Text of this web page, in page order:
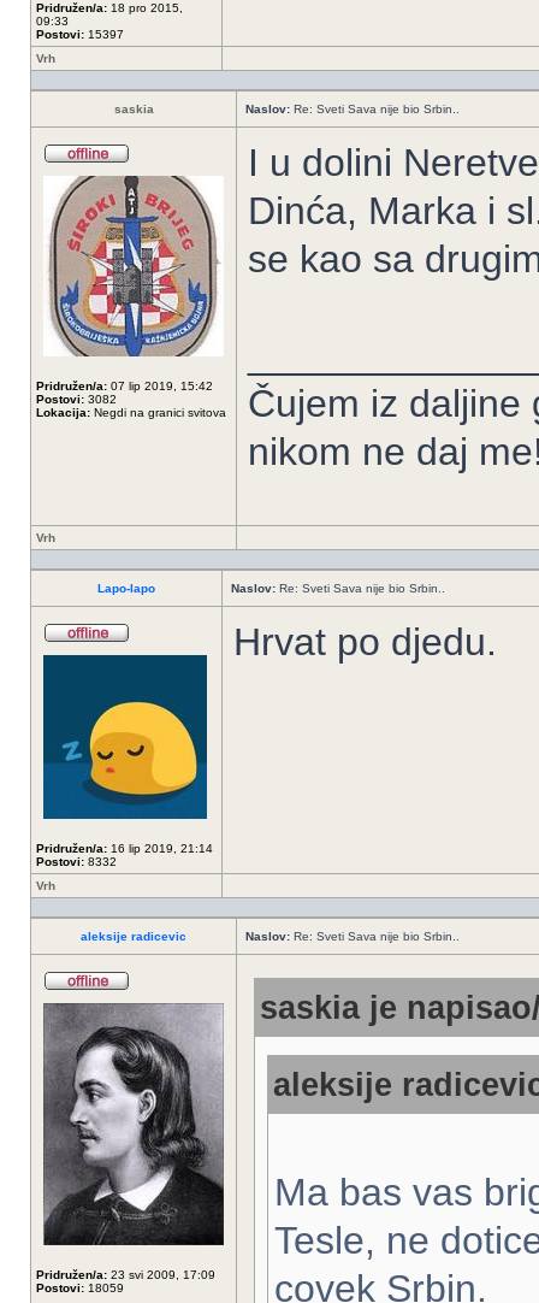
Pridružen/a: 18 pro 2015,
09:33
Postovi: 15397
Vrh
saskia Naslov: Re: Sveti Sava nije bio Srbin..
Pridružen/a: 07 lip 2019, 15:42
Postovi: 3082
Lokacija: Negdi na granici svitova
I u dolini
Dinća, Marka i
se kao sa
Čujem iz daljine
nikom ne daj
Vrh
Lapo-lapo Naslov: Re: Sveti Sava nije bio Srbin..
Pridružen/a: 16 lip 2019, 21:14
Postovi: 8332
Hrvat po djedu.
Vrh
aleksije radicevic Naslov: Re: Sveti Sava nije bio Srbin..
Pridružen/a: 23 svi 2009, 17:09
Postovi: 18059
saskia je
aleksije
Ma bas vas
Tesle, ne
covek Srbin.